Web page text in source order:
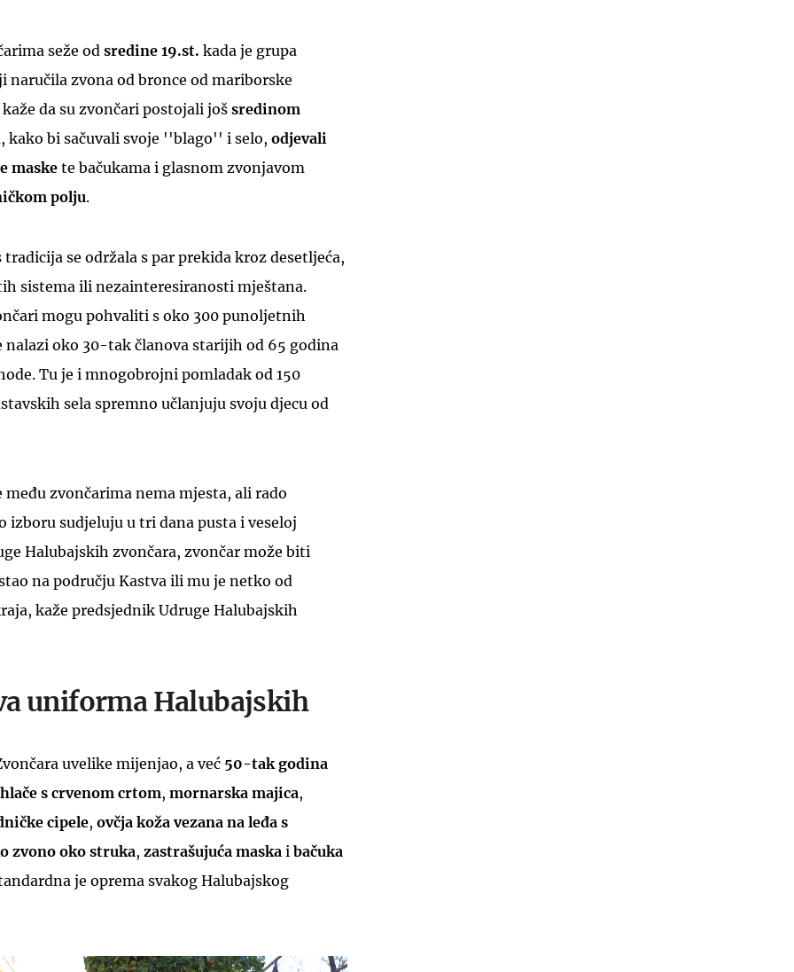
seže od sredine 19.st. kada je grupa
naručila zvona od bronce od mariborske
da su zvončari postojali još sredinom
kako bi sačuvali svoje ''blago'' i selo, odjevali
maske te bačukama i glasnom zvonjavom
polju.
tradicija se održala s par prekida kroz desetljeća,
sistema ili nezainteresiranosti mještana.
mogu pohvaliti s oko 300 punoljetnih
nalazi oko 30-tak članova starijih od 65 godina
Tu je i mnogobrojni pomladak od 150
sela spremno učlanjuju svoju djecu od
među zvončarima nema mjesta, ali rado
izboru sudjeluju u tri dana pusta i veseloj
Halubajskih zvončara, zvončar može biti
na području Kastva ili mu je netko od
kaže predsjednik Udruge Halubajskih
uniforma Halubajskih
uvelike mijenjao, a već 50-tak godina
s crvenom crtom, mornarska majica,
cipele, ovčja koža vezana na leđa s
zvono oko struka, zastrašujuća maska i bačuka
je oprema svakog Halubajskog